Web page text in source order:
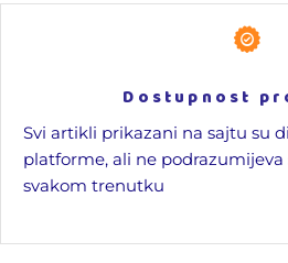
Dostupnost
Svi artikli prikazani na sajtu su
platforme, ali ne podrazumijeva
svakom trenutku